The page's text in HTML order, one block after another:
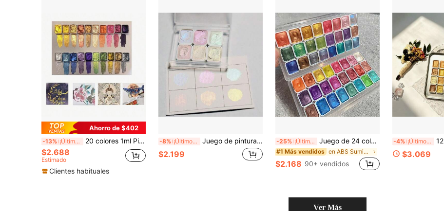
Ahorro de $402
-13% ¡Últimos 3 días 20 colores 1ml Pigmento de perla mineral de Dunhuang, pintura de acuarela sólida. Suministros de arte para ilustraciones de estilo antiguo, pintura de acuarela, caligrafía
$2.688
Estimado
Clientes habituales
-8% ¡Últimos 3 días Juego de pintura de acuarela perlada de 6 colores, paleta de pigmentos de arte brillante compacta con estuche portátil, colores metálicos perla suaves para diarios, tarjetas de felicitación, manualidades DIY, scrapbooking & proyectos de arte
$2.199
-25% ¡Últimos 2 días Juego de 24 colores de pintura de acuarela premium con perlas - Paleta de purpurina metálica para artistas, pinturas de acuarela, suministros de arte
#1 Más vendidos en ABS Suministros de pintura y dibujo
$2.168 90+ vendidos
-4% ¡Últimos 2 días 12 Colores de Pintura Acuarela Sólida
$3.069
Ver Más